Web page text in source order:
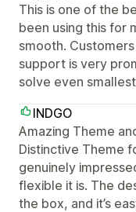
This is one of the
been using this for
smooth.
support is very
solve even
INDGO
Amazing Theme
Distinctive Theme
genuinely
flexible it is. The
the box, and it’s